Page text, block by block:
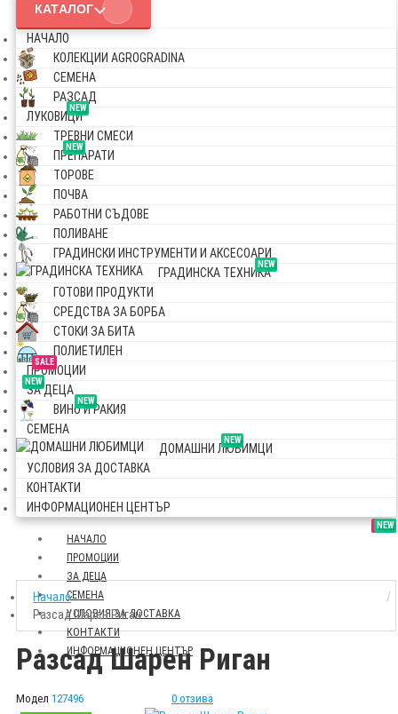
КАТАЛОГ
НАЧАЛО
КОЛЕКЦИИ AGROGRADINA
СЕМЕНА
РАЗСАД
NEW
ЛУКОВИЦИ
ТРЕВНИ СМЕСИ
NEW
ПРЕПАРАТИ
ТОРОВЕ
ПОЧВА
РАБОТНИ СЪДОВЕ
ПОЛИВАНЕ
ГРАДИНСКИ ИНСТРУМЕНТИ И АКСЕСОАРИ
NEW
ГРАДИНСКА ТЕХНИКА
ГОТОВИ ПРОДУКТИ
СРЕДСТВА ЗА БОРБА
СТОКИ ЗА БИТА
ПОЛИЕТИЛЕН
SALE
ПРОМОЦИИ
NEW
ЗА ДЕЦА
NEW
ВИНО И РАКИЯ
СЕМЕНА
NEW
ДОМАШНИ ЛЮБИМЦИ
УСЛОВИЯ ЗА ДОСТАВКА
КОНТАКТИ
ИНФОРМАЦИОНЕН ЦЕНТЪР
НАЧАЛО
SALE
ПРОМОЦИИ
NEW
ЗА ДЕЦА
СЕМЕНА
УСЛОВИЯ ЗА ДОСТАВКА
КОНТАКТИ
ИНФОРМАЦИОНЕН ЦЕНТЪР
Начало
Разсад Шарен Риган
Разсад Шарен Риган
Модел 127496 0 отзива